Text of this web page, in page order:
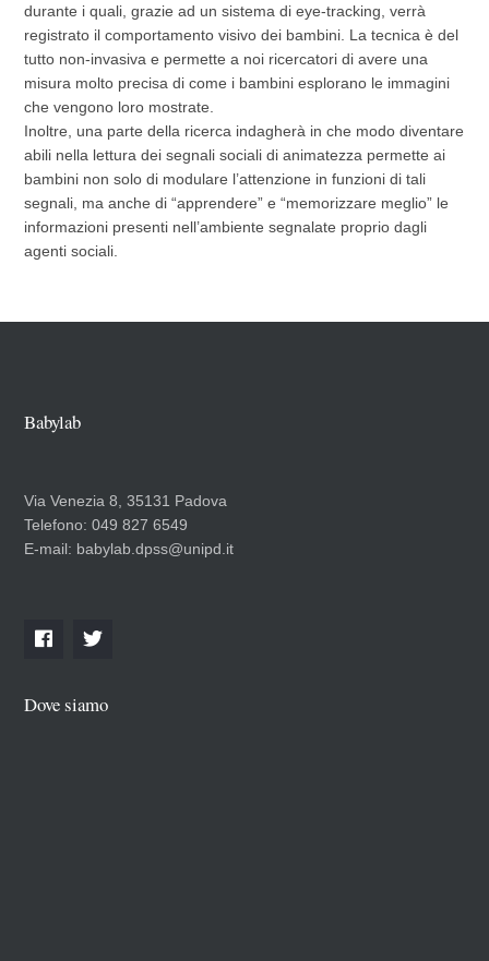
durante i quali, grazie ad un sistema di eye-tracking, verrà
registrato il comportamento visivo dei bambini. La tecnica è del
tutto non-invasiva e permette a noi ricercatori di avere una
misura molto precisa di come i bambini esplorano le immagini
che vengono loro mostrate.
Inoltre, una parte della ricerca indagherà in che modo diventare
abili nella lettura dei segnali sociali di animatezza permette ai
bambini non solo di modulare l’attenzione in funzioni di tali
segnali, ma anche di “apprendere” e “memorizzare meglio” le
informazioni presenti nell’ambiente segnalate proprio dagli
agenti sociali.
Babylab
Via Venezia 8, 35131 Padova
Telefono: 049 827 6549
E-mail: babylab.dpss@unipd.it
Dove siamo